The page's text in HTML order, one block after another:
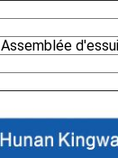
Assemblée